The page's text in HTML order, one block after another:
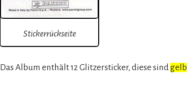
Stickerrückseite
Das Album enthält 12 Glitzersticker, diese sindgelb